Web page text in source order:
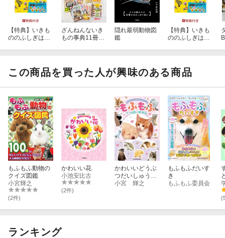
【特典】いきも
ののふしぎはっ
ざんねんないき
もの事典11冊セ
隠れ最弱動物図
鑑
【特典】いきも
ののふしぎはっ
この商品を買った人が興味のある商品
もふもふ動物の
クイズ図鑑
小宮輝之
(2件)
かわいい花
小池安比古
(2件)
かわいいどうぶ
つだいしゅうご
う もふもふいっ
小宮 輝之
もふもふだいす
き
もふもふ委員会
ランキング